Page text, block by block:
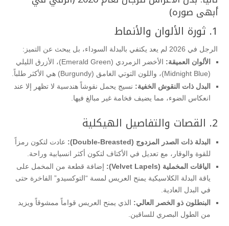
أبهى صوره)
1. ثورة الألوان والأنماط
الرجل في 2026 لم يعد يكتفي بالبدلة السوداء، بل يبحث عن التميز:
الألوان العميقة:
الأخضر الزمردي (Emerald Green)، الأزرق الليلي
(Midnight Blue)، واللون التوتي الغامق (Burgundy) هي الأكثر طلباً.
البدل ذات النقوش الخفية: نسيج يحمل نقوشاً هندسية لا تظهر إلا عند
انعكاس الضوء، مما يضيف فخامة غير مبالغ فيها.
2. القصات والتفاصيل الهيكلية
البدلة ذات الصدر المزدوج (Double-Breasted):
عادت لتكون رمزاً
للقوة والوقار، مع تعديل في الأكتاف لتكون أكثر انسيابية وراحة.
الياقات المخملية (Velvet Lapels):
إضافة قطعة من المخمل على
ياقة البدلة الكلاسيكية يمنح العريس لمسة “التوكسيدو” الفاخرة حتى
في البدل العادية.
البنطلون ذو الخصر العالي: الذي يمنح العريس قواماً ممشوقاً ويزيد
من الطول البصري للساقين.